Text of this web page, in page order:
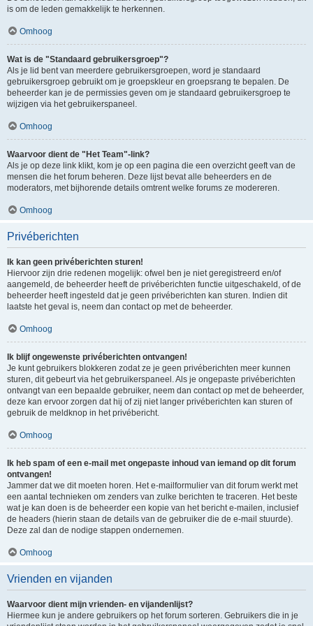
is om de leden gemakkelijk te herkennen.
Omhoog
Wat is de "Standaard gebruikersgroep"?
Als je lid bent van meerdere gebruikersgroepen, word je standaard
gebruikersgroep gebruikt om je groepskleur en groepsrang te bepalen. De
beheerder kan je de permissies geven om je standaard gebruikersgroep te
wijzigen via het gebruikerspaneel.
Omhoog
Waarvoor dient de "Het Team"-link?
Als je op deze link klikt, kom je op een pagina die een overzicht geeft van de
mensen die het forum beheren. Deze lijst bevat alle beheerders en de
moderators, met bijhorende details omtrent welke forums ze modereren.
Omhoog
Privéberichten
Ik kan geen privéberichten sturen!
Hiervoor zijn drie redenen mogelijk: ofwel ben je niet geregistreerd en/of
aangemeld, de beheerder heeft de privéberichten functie uitgeschakeld, of de
beheerder heeft ingesteld dat je geen privéberichten kan sturen. Indien dit
laatste het geval is, neem dan contact op met de beheerder.
Omhoog
Ik blijf ongewenste privéberichten ontvangen!
Je kunt gebruikers blokkeren zodat ze je geen privéberichten meer kunnen
sturen, dit gebeurt via het gebruikerspaneel. Als je ongepaste privéberichten
ontvangt van een bepaalde gebruiker, neem dan contact op met de beheerder,
deze kan ervoor zorgen dat hij of zij niet langer privéberichten kan sturen of
gebruik de meldknop in het privébericht.
Omhoog
Ik heb spam of een e-mail met ongepaste inhoud van iemand op dit forum
ontvangen!
Jammer dat we dit moeten horen. Het e-mailformulier van dit forum werkt met
een aantal technieken om zenders van zulke berichten te traceren. Het beste
wat je kan doen is de beheerder een kopie van het bericht e-mailen, inclusief
de headers (hierin staan de details van de gebruiker die de e-mail stuurde).
Deze zal dan de nodige stappen ondernemen.
Omhoog
Vrienden en vijanden
Waarvoor dient mijn vrienden- en vijandenlijst?
Hiermee kun je andere gebruikers op het forum sorteren. Gebruikers die in je